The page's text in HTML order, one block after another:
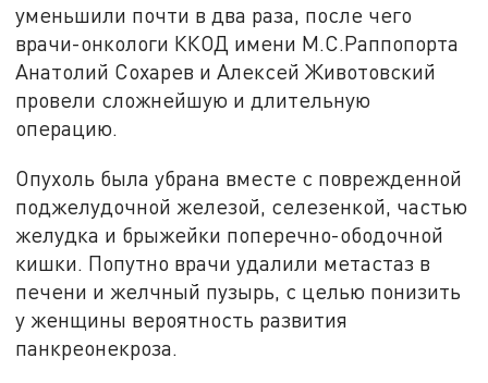
уменьшили почти в два раза, после чего
врачи-онкологи ККОД имени М.С.Раппопорта
Анатолий Сохарев и Алексей Животовский
провели сложнейшую и длительную
операцию.
Опухоль была убрана вместе с поврежденной
поджелудочной железой, селезенкой, частью
желудка и брыжейки поперечно-ободочной
кишки. Попутно врачи удалили метастаз в
печени и желчный пузырь, с целью понизить
у женщины вероятность развития
панкреонекроза.